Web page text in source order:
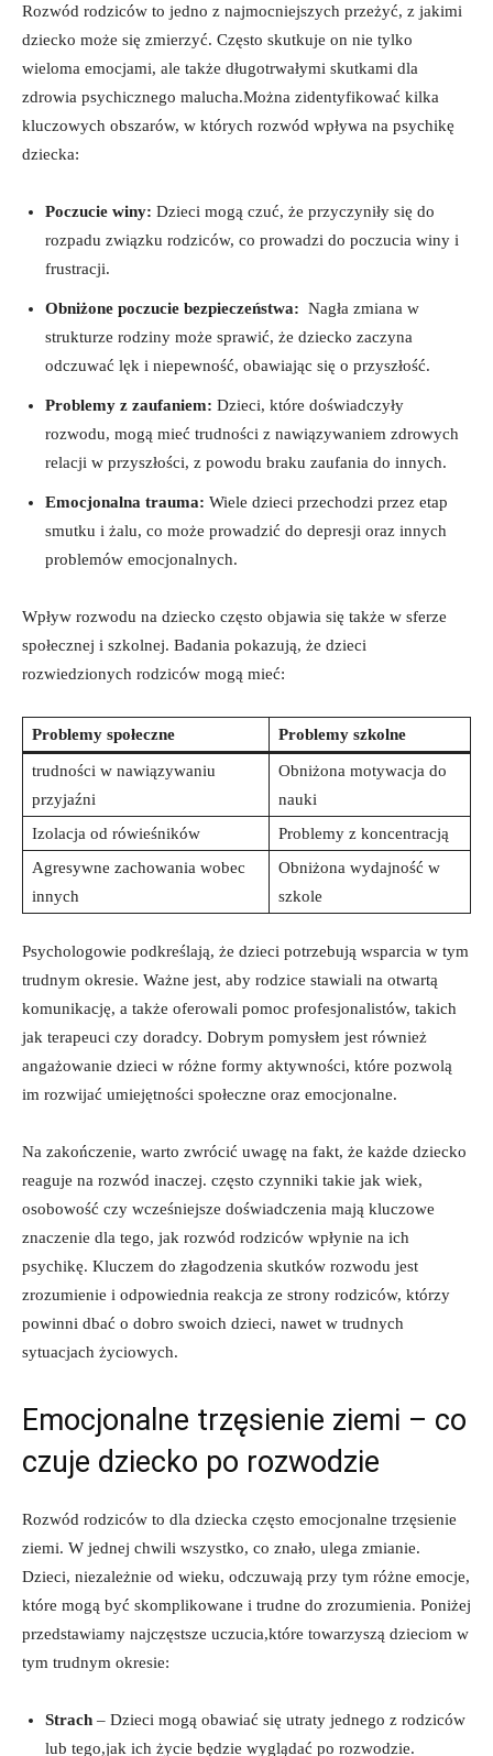
Rozwód rodziców​ to jedno z najmocniejszych‌ przeżyć, z jakimi
dziecko ​może się zmierzyć. Często skutkuje on nie ‍tylko
wieloma emocjami, ale także długotrwałymi skutkami dla
zdrowia psychicznego malucha.Można zidentyfikować kilka
kluczowych obszarów, w‍ których ⁤rozwód wpływa na psychikę
dziecka:
Poczucie winy: Dzieci mogą czuć, że ‌przyczyniły się do
rozpadu związku⁤ rodziców, co prowadzi do poczucia⁣ winy i
frustracji.
Obniżone poczucie bezpieczeństwa: ⁣ Nagła zmiana w⁢
strukturze rodziny może​ sprawić, że dziecko zaczyna
odczuwać lęk‌ i ⁤niepewność, obawiając ⁢się o przyszłość.
Problemy z zaufaniem: Dzieci, które doświadczyły
rozwodu, mogą mieć trudności z nawiązywaniem zdrowych
relacji w przyszłości, z ‍powodu braku zaufania do innych.
Emocjonalna​ trauma: Wiele dzieci przechodzi przez etap
smutku i żalu,‍ co może prowadzić do⁢ depresji ⁤oraz innych
problemów emocjonalnych.
Wpływ‌ rozwodu na dziecko często⁣ objawia się⁤ także w​ sferze
społecznej i szkolnej. Badania pokazują, że ⁣dzieci
rozwiedzionych rodziców ⁣mogą mieć:
Problemy społeczne Problemy ⁣szkolne
trudności w nawiązywaniu⁤
przyjaźni
Obniżona motywacja do
nauki
Izolacja od ⁢rówieśników
Problemy z ‌koncentracją
Agresywne zachowania ​wobec
innych
Obniżona wydajność w
⁣szkole
Psychologowie podkreślają, że dzieci potrzebują ‌wsparcia w tym
trudnym okresie.⁢ Ważne jest, aby ⁤rodzice stawiali⁢ na otwartą
komunikację, a także oferowali ‌pomoc profesjonalistów, takich
jak terapeuci czy doradcy. Dobrym⁣ pomysłem jest ‌również
angażowanie dzieci w różne formy aktywności, które pozwolą
im ⁤rozwijać umiejętności ‌społeczne oraz ⁤emocjonalne.
Na zakończenie, warto zwrócić uwagę na fakt, ‌że każde dziecko
reaguje ‌na ‌rozwód inaczej.⁢ często czynniki takie‌ jak ‌wiek,⁢
osobowość czy wcześniejsze‍ doświadczenia mają kluczowe
znaczenie ⁤dla tego,⁤ jak rozwód⁣ rodziców​ wpłynie na ich
psychikę.⁢ Kluczem do złagodzenia ⁣skutków rozwodu jest
zrozumienie ⁣i ​odpowiednia⁢ reakcja ⁣ze strony rodziców,‌ którzy
powinni dbać o ⁣dobro swoich dzieci, nawet w trudnych
sytuacjach ⁣życiowych.
Emocjonalne trzęsienie ziemi ⁤– co
czuje dziecko‌ po rozwodzie
Rozwód rodziców to dla⁢ dziecka często ‌emocjonalne trzęsienie
‍ziemi. W jednej chwili ⁣wszystko,​ co​ znało, ulega zmianie.​
Dzieci, niezależnie od wieku, ⁣odczuwają ⁣przy ⁤tym ⁤różne emocje,
które mogą być skomplikowane ​i‍ trudne do zrozumienia. Poniżej
przedstawiamy najczęstsze ‌uczucia,które towarzyszą‌ dzieciom w‍
tym trudnym okresie:
Strach – Dzieci⁢ mogą obawiać się utraty jednego z rodziców⁣
lub tego,jak⁤ ich życie będzie wyglądać po rozwodzie.